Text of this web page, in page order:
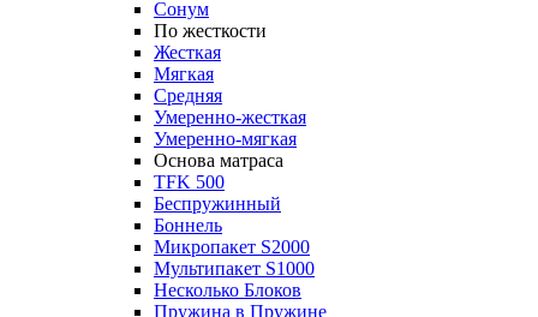
Сонум
По жесткости
Жесткая
Мягкая
Средняя
Умеренно-жесткая
Умеренно-мягкая
Основа матраса
TFK 500
Беспружинный
Боннель
Микропакет S2000
Мультипакет S1000
Несколько Блоков
Пружина в Пружине